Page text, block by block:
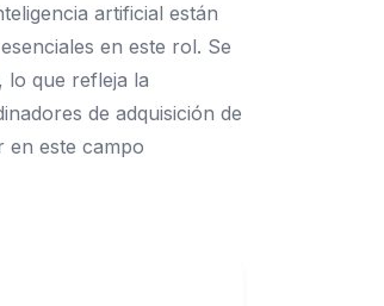
artificial están
en este rol. Se
lo que refleja la
de adquisición de
en este campo